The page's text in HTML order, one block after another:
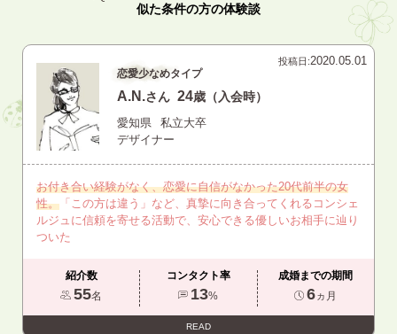
似た条件の方の体験談
投稿日:2020.05.01
恋愛少なめタイプ
A.N.さん 24歳（入会時）
愛知県
私立大卒
デザイナー
お付き合い経験がなく、恋愛に自信がなかった20代前半の女
性。 「この方は違う」など、真摯に向き合ってくれるコンシェ
ルジュに信頼を寄せる活動で、安心できる優しいお相手に辿り
ついた
紹介数
55名
コンタクト率
13%
成婚までの期間
6ヵ月
READ